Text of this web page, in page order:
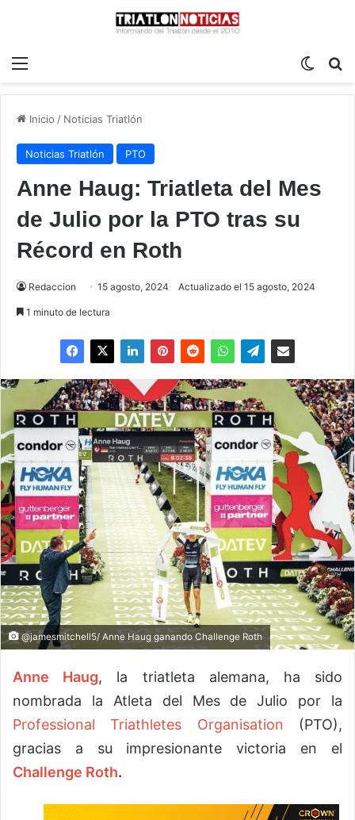
Inicio / Noticias Triatlón
Noticias Triatlón PTO
Anne Haug: Triatleta del Mes
de Julio por la PTO tras su
Récord en Roth
Redaccion 15 agosto, 2024 Actualizado el 15 agosto, 2024
1 minuto de lectura
@jamesmitchell5/ Anne Haug ganando Challenge Roth
Anne Haug, la triatleta alemana, ha sido
nombrada la Atleta del Mes de Julio por la
Professional Triathletes Organisation (PTO),
gracias a su impresionante victoria en el
Challenge Roth.